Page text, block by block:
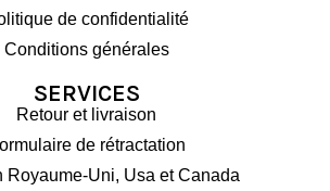
de confidentialité
Conditions générales
SERVICES
Retour et livraison
de rétractation
Royaume-Uni, Usa et Canada